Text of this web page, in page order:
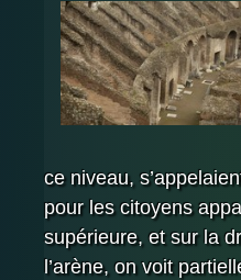
ce niveau,
pour les citoyens
supérieure, et sur la
l’arène, on voit